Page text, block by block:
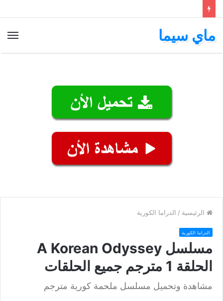
ماي سيما
الرئيسية / الدراما الكورية
الدراما الكورية
مسلسل A Korean Odyssey
الحلقة 1 مترجم جميع الحلقات
مشاهدة وتحميل مسلسل ملحمة كورية مترجم